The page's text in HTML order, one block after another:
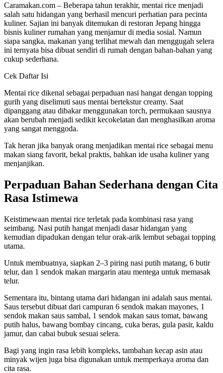
Caramakan.com – Beberapa tahun terakhir, mentai rice menjadi
salah satu hidangan yang berhasil mencuri perhatian para pecinta
kuliner. Sajian ini banyak ditemukan di restoran Jepang hingga
bisnis kuliner rumahan yang menjamur di media sosial. Namun
siapa sangka, makanan yang terlihat mewah dan menggugah selera
ini ternyata bisa dibuat sendiri di rumah dengan bahan-bahan yang
cukup sederhana.
Cek Daftar Isi
Mentai rice dikenal sebagai perpaduan nasi hangat dengan topping
gurih yang diselimuti saus mentai bertekstur creamy. Saat
dipanggang atau dibakar menggunakan torch, permukaan sausnya
akan berubah menjadi sedikit kecokelatan dan menghasilkan aroma
yang sangat menggoda.
Tak heran jika banyak orang menjadikan mentai rice sebagai menu
makan siang favorit, bekal praktis, bahkan ide usaha kuliner yang
menjanjikan.
Perpaduan Bahan Sederhana dengan Cita
Rasa Istimewa
Keistimewaan mentai rice terletak pada kombinasi rasa yang
seimbang. Nasi putih hangat menjadi dasar hidangan yang
kemudian dipadukan dengan telur orak-arik lembut sebagai topping
utama.
Untuk membuatnya, siapkan 2–3 piring nasi putih matang, 6 butir
telur, dan 1 sendok makan margarin atau mentega untuk memasak
telur.
Sementara itu, bintang utama dari hidangan ini adalah saus mentai.
Saus tersebut dibuat dari campuran 6 sendok makan mayones, 1
sendok makan saus sambal, 1 sendok makan saus tomat, bawang
putih halus, bawang bombay cincang, cuka beras, gula pasir, kaldu
jamur, dan cabai bubuk sesuai selera.
Bagi yang ingin rasa lebih kompleks, tambahan kecap asin atau
minyak wijen juga bisa digunakan untuk memperkaya aroma dan
cita rasa.